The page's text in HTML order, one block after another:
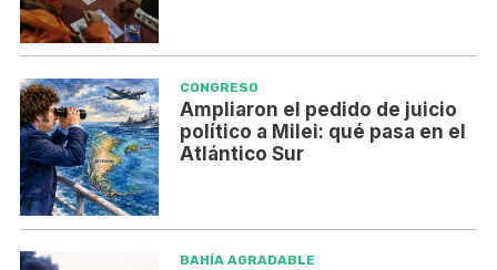
CONGRESO
Ampliaron el pedido de juicio
político a Milei: qué pasa en el
Atlántico Sur
BAHÍA AGRADABLE